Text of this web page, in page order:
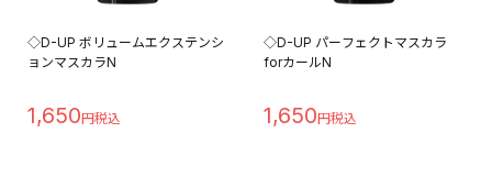
◇D-UP ボリュームエクステンシ
ョンマスカラN
1,650
◇D-UP パーフェクトマスカラ
forカールN
1,650